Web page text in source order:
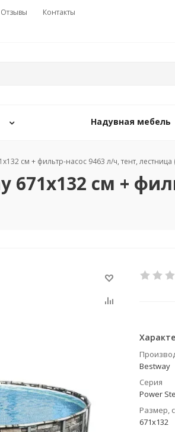
Отзывы
Контакты
Надувная мебель
см + фильтр-насос 9463 л/ч, тент, лестница
671х132 см +
Bestway
Серия
Power
Размер,
671х132